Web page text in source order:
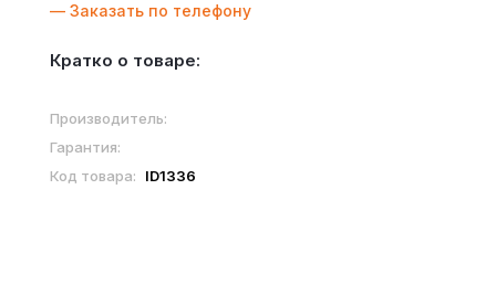
— Заказать по телефону
Кратко о товаре:
Производитель:
Гарантия:
Код товара:
ID1336